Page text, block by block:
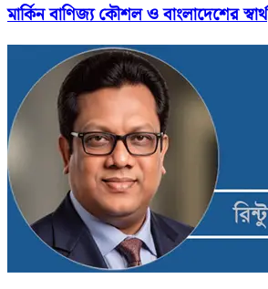
মার্কিন বাণিজ্য কৌশল ও বাংলাদেশের স্বার্থ